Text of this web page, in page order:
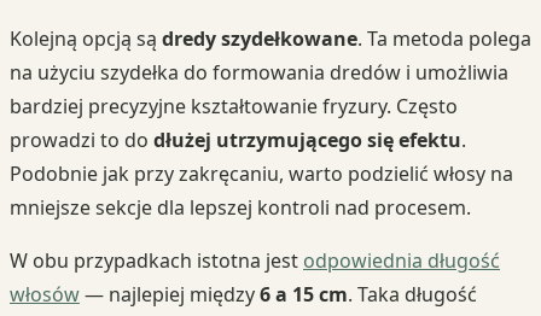
Kolejną opcją są dredy szydełkowane. Ta metoda polega
na użyciu szydełka do formowania dredów i umożliwia
bardziej precyzyjne kształtowanie fryzury. Często
prowadzi to do dłużej utrzymującego się efektu.
Podobnie jak przy zakręcaniu, warto podzielić włosy na
mniejsze sekcje dla lepszej kontroli nad procesem.
W obu przypadkach istotna jest odpowiednia długość
włosów— najlepiej między6 a 15 cm. Taka długość